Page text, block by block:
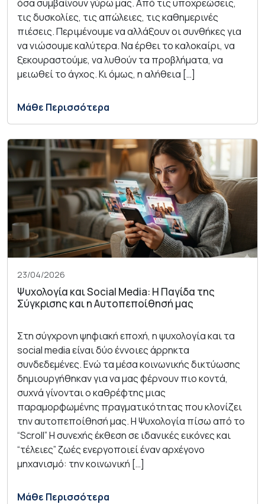
όσα συμβαίνουν γύρω μας. Από τις υποχρεώσεις,
τις δυσκολίες, τις απώλειες, τις καθημερινές
πιέσεις. Περιμένουμε να αλλάξουν οι συνθήκες για
να νιώσουμε καλύτερα. Να έρθει το καλοκαίρι, να
ξεκουραστούμε, να λυθούν τα προβλήματα, να
μειωθεί το άγχος. Κι όμως, η αλήθεια […]
Μάθε Περισσότερα
23/04/2026
Ψυχολογία και Social Media: Η Παγίδα της
Σύγκρισης και η Αυτοπεποίθησή μας
Στη σύγχρονη ψηφιακή εποχή, η ψυχολογία και τα
social media είναι δύο έννοιες άρρηκτα
συνδεδεμένες. Ενώ τα μέσα κοινωνικής δικτύωσης
δημιουργήθηκαν για να μας φέρνουν πιο κοντά,
συχνά γίνονται ο καθρέφτης μιας
παραμορφωμένης πραγματικότητας που κλονίζει
την αυτοπεποίθησή μας. Η Ψυχολογία πίσω από το
“Scroll” Η συνεχής έκθεση σε ιδανικές εικόνες και
“τέλειες” ζωές ενεργοποιεί έναν αρχέγονο
μηχανισμό: την κοινωνική […]
Μάθε Περισσότερα